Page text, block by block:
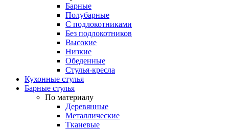
Барные
Полубарные
С подлокотниками
Без подлокотников
Высокие
Низкие
Обеденные
Стулья-кресла
Кухонные стулья
Барные стулья
По материалу
Деревянные
Металлические
Тканевые